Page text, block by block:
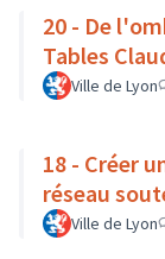
20 - De
Tables
Ville de Lyon
18 - Créer
réseau
Ville de Lyon